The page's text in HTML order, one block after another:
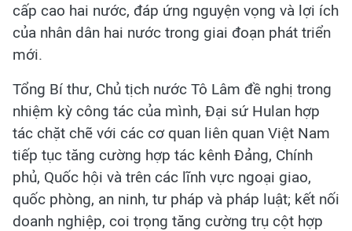
cấp cao hai nước, đáp ứng nguyện vọng và lợi ích
của nhân dân hai nước trong giai đoạn phát triển
mới.
Tổng Bí thư, Chủ tịch nước Tô Lâm đề nghị trong
nhiệm kỳ công tác của mình, Đại sứ Hulan hợp
tác chặt chẽ với các cơ quan liên quan Việt Nam
tiếp tục tăng cường hợp tác kênh Đảng, Chính
phủ, Quốc hội và trên các lĩnh vực ngoại giao,
quốc phòng, an ninh, tư pháp và pháp luật; kết nối
doanh nghiệp, coi trọng tăng cường trụ cột hợp